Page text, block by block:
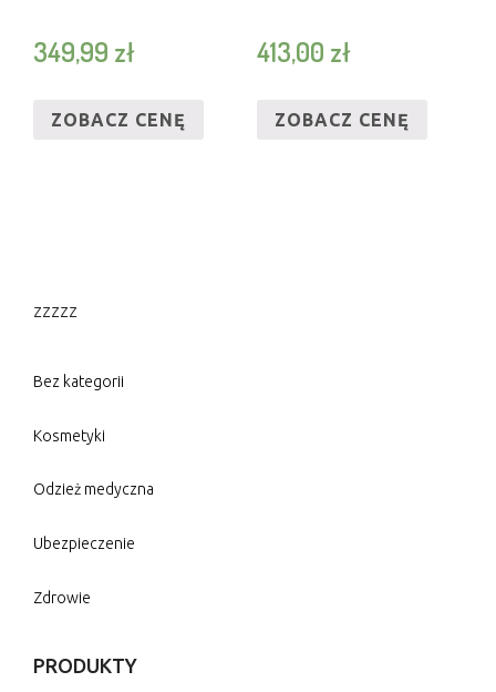
349,99 zł
ZOBACZ CENĘ
413,00 zł
ZOBACZ CENĘ
zzzzz
Bez kategorii
Kosmetyki
Odzież medyczna
Ubezpieczenie
Zdrowie
PRODUKTY